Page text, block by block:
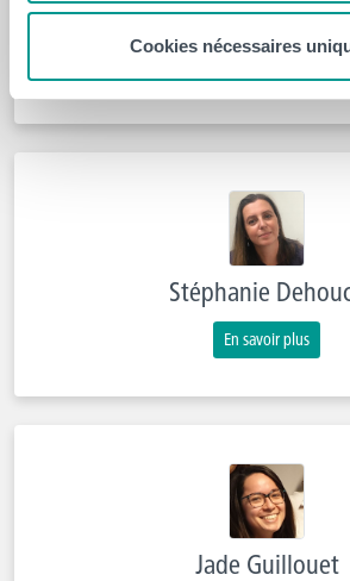
Cookies nécessaires
Julie Duquesne
Stéphanie
En savoir plus
Jade Guillouet